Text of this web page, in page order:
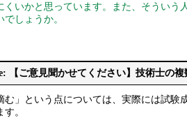
くいかと思っています。また、そうい
でしょうか。
【ご意見聞かせてください】技術士の
む」という点については、実際には試
す。